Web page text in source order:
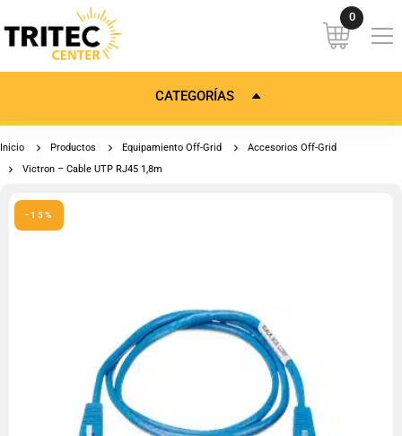
CATEGORÍAS
Inicio Productos Equipamiento Off-Grid
Accesorios Off-Grid
Victron – Cable UTP RJ45 1,8m
-15%